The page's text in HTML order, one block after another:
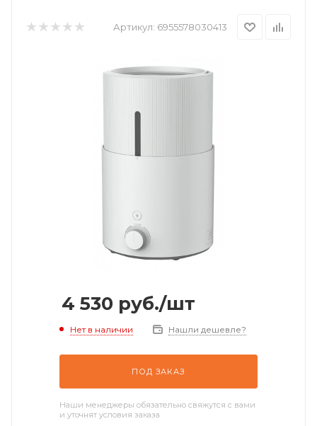
Артикул: 6955578030413
4 530 руб./шт
Нет в наличии Нашли дешевле?
ПОД ЗАКАЗ
Наши менеджеры обязательно свяжутся с вами
и уточнят условия заказа